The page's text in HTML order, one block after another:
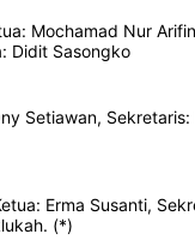
Mochamad Nur
Didit Sasongko
Setiawan,
Erma Susanti,
(*)